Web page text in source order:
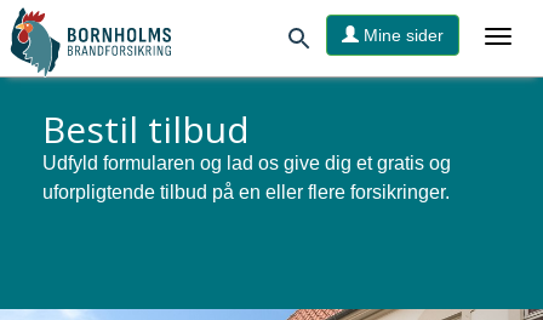
Mine sider
Bestil tilbud
Udfyld formularen og lad os give dig et gratis og
uforpligtende tilbud på en eller flere forsikringer.